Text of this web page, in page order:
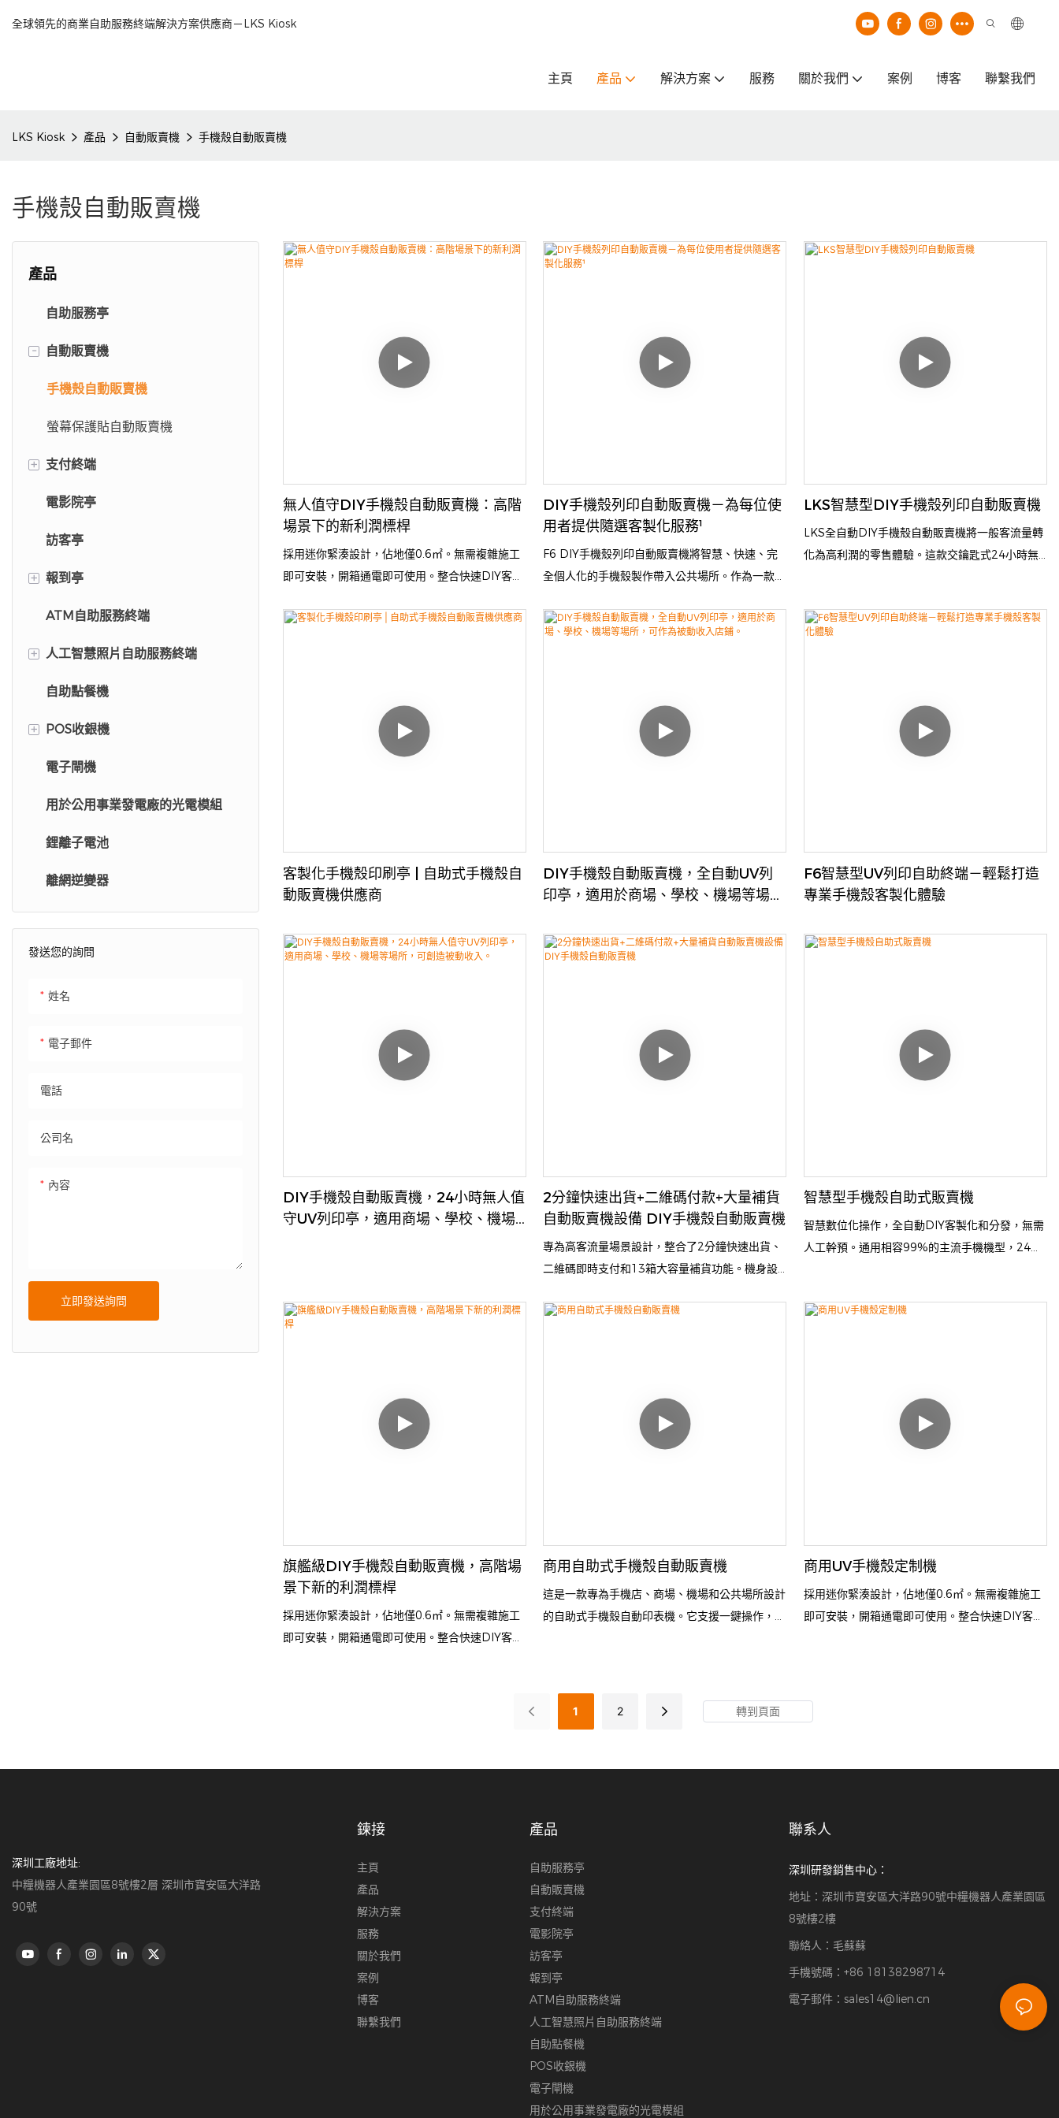
全球領先的商業自助服務終端解決方案供應商－LKS Kiosk
主頁 產品 解決方案 服務 關於我們 案例 博客 聯繫我們
LKS Kiosk 產品 自動販賣機 手機殼自動販賣機
手機殼自動販賣機
產品
自助服務亭
- 自動販賣機
手機殼自動販賣機
螢幕保護貼自動販賣機
+ 支付終端
停車繳費亭
電影院亭
訪客亭
+ 報到亭
飯店自助入住亭
病人登記亭
機場自助報到亭
ATM自助服務終端
+ 人工智慧照片自助服務終端
人工智慧照片自助服務終端
照相亭
自助點餐機
+ POS收銀機
自助結帳亭
零售亭
收銀機
自我排序系統
電子閘機
用於公用事業發電廠的光電模組
鋰離子電池
離網逆變器
發送您的詢問
姓名
電子郵件
電話
公司名
內容
立即發送詢問
無人值守DIY手機殼自動販賣機：高階
場景下的新利潤標桿
採用迷你緊湊設計，佔地僅0.6㎡。無需複雜施工
即可安裝，開箱通電即可使用。整合快速DIY客製
定。適用於便利商店、奶茶店等小空間高客流量場
DIY手機殼列印自動販賣機－為每位使
用者提供隨選客製化服務¹
F6 DIY手機殼列印自動販賣機將智慧、快速、完
全個人化的手機殼製作帶入公共場所。作為一款自
計、上傳、列印和取貨，將創意、便利和專業列印
LKS智慧型DIY手機殼列印自動販賣機
LKS全自動DIY手機殼自動販賣機將一般客流量轉
化為高利潤的零售體驗。這款交鑰匙式24小時無
場、機場和校園等高人流環境設計，它能以近乎零
儲存容量以及自動化的組件自維護功能，有效降低
客製化手機殼印刷亭 | 自助式手機殼自
動販賣機供應商
DIY手機殼自動販賣機，全自動UV列
印亭，適用於商場、學校、機場等場
F6智慧型UV列印自助終端－輕鬆打造
專業手機殼客製化體驗
DIY手機殼自動販賣機，24小時無人值
守UV列印亭，適用商場、學校、機場
2分鐘快速出貨+二維碼付款+大量補貨
自動販賣機設備 DIY手機殼自動販賣機
專為高客流量場景設計，整合了2分鐘快速出貨、
二維碼即時支付和13箱大容量補貨功能。機身設
作穩定。能夠高效率應對客流高峰，是新零售創業
智慧型手機殼自助式販賣機
智慧數位化操作，全自動DIY客製化和分發，無需
人工幹預。通用相容99%的主流手機機型，24小
旗艦級DIY手機殼自動販賣機，高階場
景下新的利潤標桿
採用迷你緊湊設計，佔地僅0.6㎡。無需複雜施工
即可安裝，開箱通電即可使用。整合快速DIY客製
商用自助式手機殼自動販賣機
這是一款專為手機店、商場、機場和公共場所設計
的自助式手機殼自動印表機。它支援一鍵操作，顧
商用UV手機殼定制機
採用迷你緊湊設計，佔地僅0.6㎡。無需複雜施工
即可安裝，開箱通電即可使用。整合快速DIY客製
1 2
深圳工廠地址:
中糧機器人產業園區8號樓2層 深圳市寶安區大洋路
90號
鍊接
主頁
產品
解決方案
服務
關於我們
案例
博客
聯繫我們
產品
自助服務亭
自動販賣機
支付終端
電影院亭
訪客亭
報到亭
ATM自助服務終端
人工智慧照片自助服務終端
自助點餐機
POS收銀機
電子閘機
用於公用事業發電廠的光電模組
聯系人
深圳研發銷售中心：
地址：深圳市寶安區大洋路90號中糧機器人產業園區
8號樓2樓
聯絡人：毛蘇蘇
手機號碼：+86 18138298714
電子郵件： sales14@lien.cn